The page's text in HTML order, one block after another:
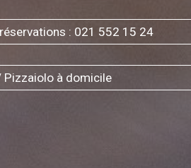
: 021 552 15 24
Pizzaiolo à domicile